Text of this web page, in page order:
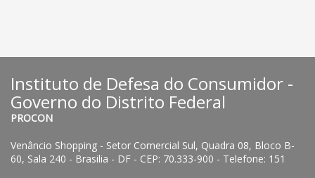
Instituto de Defesa do Consumidor -
Governo do Distrito Federal
PROCON
Venâncio Shopping - Setor Comercial Sul, Quadra 08, Bloco B-
60, Sala 240 - Brasilia - DF - CEP: 70.333-900 - Telefone: 151